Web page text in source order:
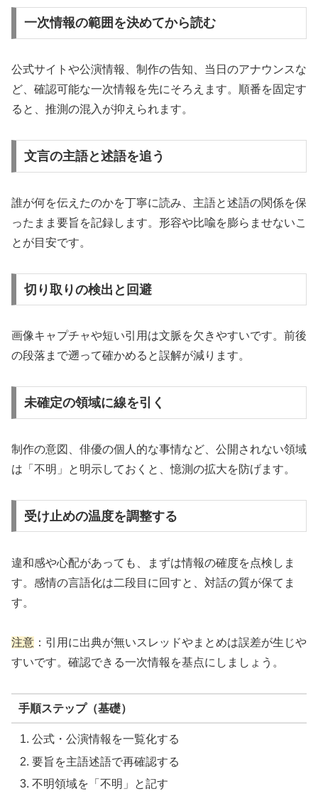
一次情報の範囲を決めてから読む
公式サイトや公演情報、制作の告知、当日のアナウンスな
ど、確認可能な一次情報を先にそろえます。順番を固定す
ると、推測の混入が抑えられます。
文言の主語と述語を追う
誰が何を伝えたのかを丁寧に読み、主語と述語の関係を保
ったまま要旨を記録します。形容や比喩を膨らませないこ
とが目安です。
切り取りの検出と回避
画像キャプチャや短い引用は文脈を欠きやすいです。前後
の段落まで遡って確かめると誤解が減ります。
未確定の領域に線を引く
制作の意図、俳優の個人的な事情など、公開されない領域
は「不明」と明示しておくと、憶測の拡大を防げます。
受け止めの温度を調整する
違和感や心配があっても、まずは情報の確度を点検しま
す。感情の言語化は二段目に回すと、対話の質が保てま
す。
注意 ：引用に出典が無いスレッドやまとめは誤差が生じや
すいです。確認できる一次情報を基点にしましょう。
手順ステップ（基礎）
公式・公演情報を一覧化する
要旨を主語述語で再確認する
不明領域を「不明」と記す